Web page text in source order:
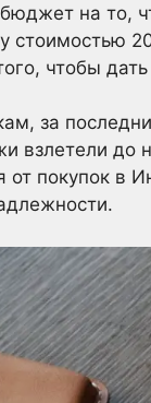
на то,
стоимостью
чтобы
за
взлетели до
покупок в